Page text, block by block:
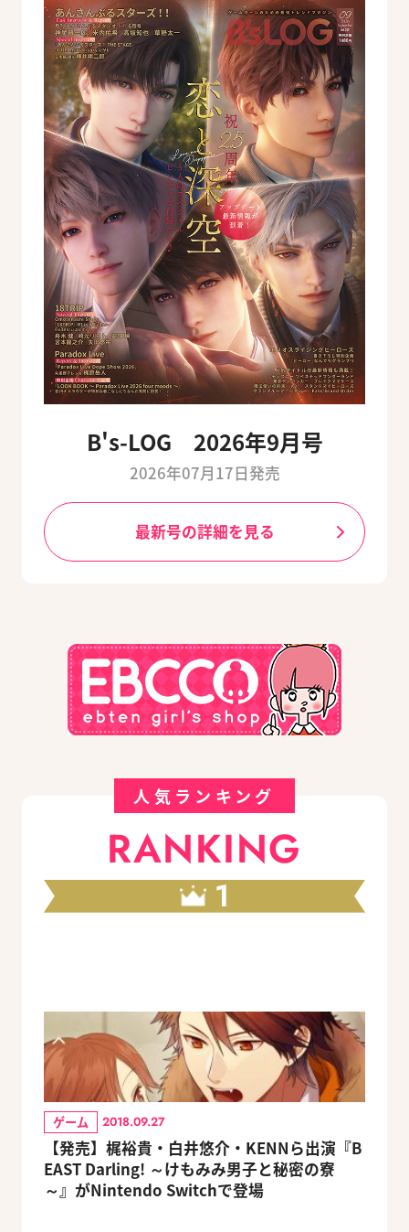
B's-LOG 2026年9月号
2026年07月17日発売
最新号の詳細を見る
人気ランキング
RANKING
1
ゲーム 2018.09.27
【発売】梶裕貴・白井悠介・KENNら出演『B
EAST Darling! ～けもみみ男子と秘密の寮
～』がNintendo Switchで登場